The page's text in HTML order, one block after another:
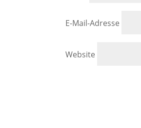
E-Mail-Adresse
Website